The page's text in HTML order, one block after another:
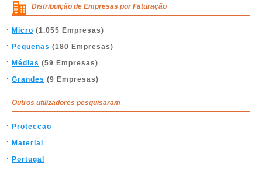
Distribuição de Empresas por Faturação
Micro (1.055 Empresas)
Pequenas (180 Empresas)
Médias (59 Empresas)
Grandes (9 Empresas)
Outros utilizadores pesquisaram
Proteccao
Material
Portugal